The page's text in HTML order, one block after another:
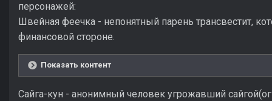
персонажей:
Швейная феечка - непонятный парень трансвестит,
финансовой стороне.
Показать контент
Сайга-кун - анонимный человек угрожавший